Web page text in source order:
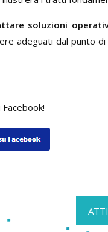
soluzioni
adeguati dal punto